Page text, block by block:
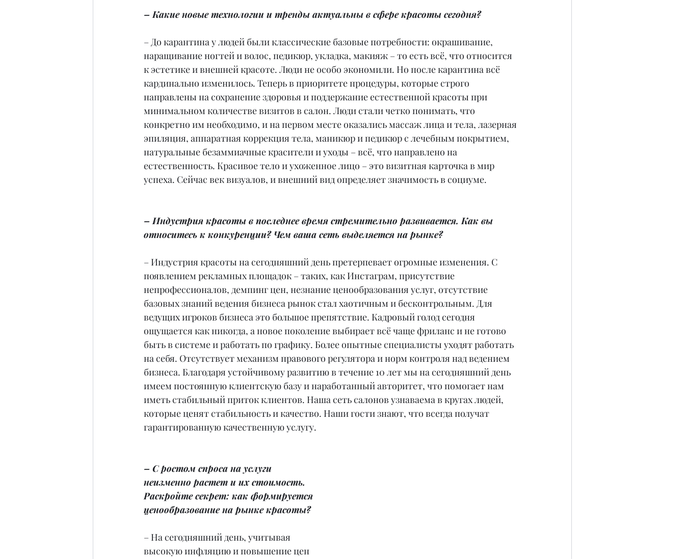
– Какие новые технологии и тренды актуальны в сфере красоты сегодня?
– До карантина у людей были классические базовые потребности: окрашивание,
наращивание ногтей и волос, педикюр, укладка, макияж – то есть всё, что относится
к эстетике и внешней красоте. Люди не особо экономили. Но после карантина всё
кардинально изменилось. Теперь в приоритете процедуры, которые строго
направлены на сохранение здоровья и поддержание естественной красоты при
минимальном количестве визитов в салон. Люди стали четко понимать, что
конкретно им необходимо, и на первом месте оказались массаж лица и тела, лазерная
эпиляция, аппаратная коррекция тела, маникюр и педикюр с лечебным покрытием,
натуральные безаммиачные красители и уходы – всё, что направлено на
естественность. Красивое тело и ухоженное лицо – это визитная карточка в мир
успеха. Сейчас век визуалов, и внешний вид определяет значимость в социуме.
– Индустрия красоты в последнее время стремительно развивается. Как вы
относитесь к конкуренции? Чем ваша сеть выделяется на рынке?
– Индустрия красоты на сегодняшний день претерпевает огромные изменения. С
появлением рекламных площадок – таких, как Инстаграм, присутствие
непрофессионалов, демпинг цен, незнание ценообразования услуг, отсутствие
базовых знаний ведения бизнеса рынок стал хаотичным и бесконтрольным. Для
ведущих игроков бизнеса это большое препятствие. Кадровый голод сегодня
ощущается как никогда, а новое поколение выбирает всё чаще фриланс и не готово
быть в системе и работать по графику. Более опытные специалисты уходят работать
на себя. Отсутствует механизм правового регулятора и норм контроля над ведением
бизнеса. Благодаря устойчивому развитию в течение 10 лет мы на сегодняшний день
имеем постоянную клиентскую базу и наработанный авторитет, что помогает нам
иметь стабильный приток клиентов. Наша сеть салонов узнаваема в кругах людей,
которые ценят стабильность и качество. Наши гости знают, что всегда получат
гарантированную качественную услугу.
– С ростом спроса на услуги
неизменно растет и их стоимость.
Раскройте секрет: как формируется
ценообразование на рынке красоты?
– На сегодняшний день, учитывая
высокую инфляцию и повышение цен